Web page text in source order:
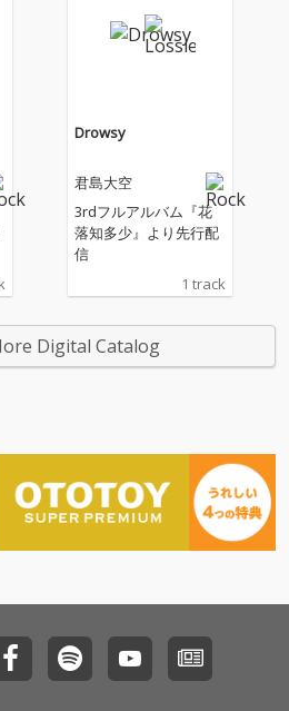
Drowsy
君島大空
3rdフルアルバム『花
落知多少』より先行配
信
1 track
Digital Catalog